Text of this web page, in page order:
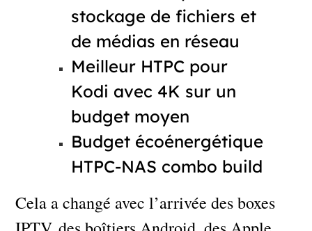
stockage de fichiers et
de médias en réseau
Meilleur HTPC pour
Kodi avec 4K sur un
budget moyen
Budget écoénergétique
HTPC-NAS combo build
Cela a changé avec l’arrivée des boxes